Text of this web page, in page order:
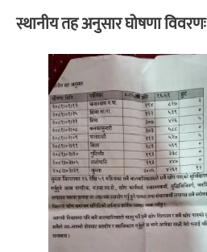
स्थानीय तह अनुसार घोषणा विवरणः